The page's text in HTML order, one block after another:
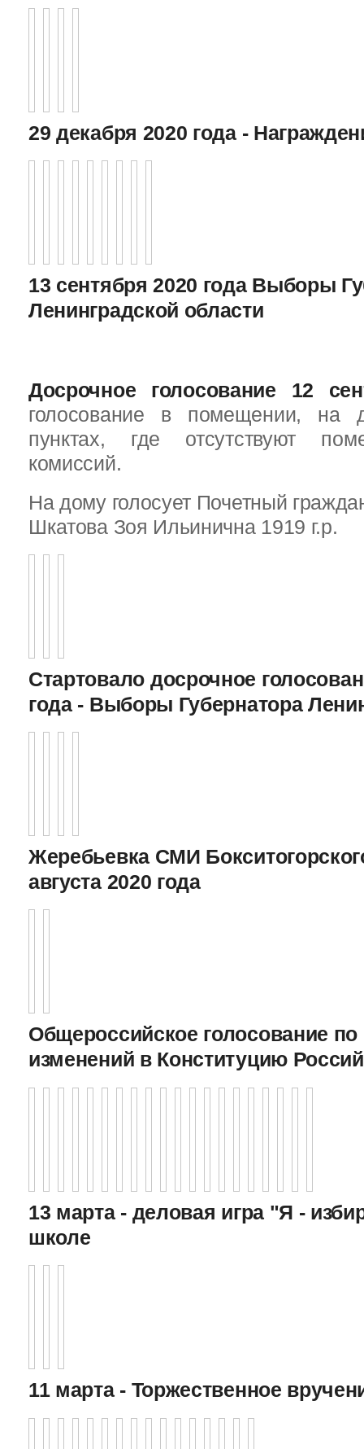
29 декабря 2020 года -
13 сентября 2020 года Выборы
Ленинградской области
Досрочное голосование 12
голосование в помещении, на
пунктах, где отсутствуют
комиссий.
На дому голосует Почетный
Шкатова Зоя Ильинична 1919 г.р.
Стартовало досрочное
года - Выборы Губернатора
Жеребьевка СМИ
августа 2020 года
Общероссийское голосование
изменений в Конституцию
13 марта - деловая игра "Я -
школе
11 марта - Торжественное